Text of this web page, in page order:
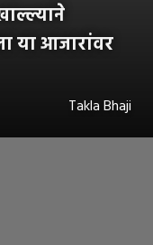
या आजारांवर
Takla Bhaji